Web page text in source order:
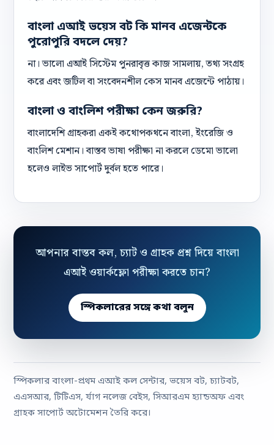
বাংলা এআই ভয়েস বট কি মানব এজেন্টকে
পুরোপুরি বদলে দেয়?
না। ভালো এআই সিস্টেম পুনরাবৃত্ত কাজ সামলায়, তথ্য সংগ্রহ
করে এবং জটিল বা সংবেদনশীল কেস মানব এজেন্টে পাঠায়।
বাংলা ও বাংলিশ পরীক্ষা কেন জরুরি?
বাংলাদেশি গ্রাহকরা একই কথোপকথনে বাংলা, ইংরেজি ও
বাংলিশ মেশান। বাস্তব ভাষা পরীক্ষা না করলে ডেমো ভালো
হলেও লাইভ সাপোর্ট দুর্বল হতে পারে।
আপনার বাস্তব কল, চ্যাট ও গ্রাহক প্রশ্ন দিয়ে বাংলা
এআই ওয়ার্কফ্লো পরীক্ষা করতে চান?
স্পিকলারের সঙ্গে কথা বলুন
স্পিকলার বাংলা-প্রথম এআই কল সেন্টার, ভয়েস বট, চ্যাটবট,
এএসআর, টিটিএস, র্যাগ নলেজ বেইস, সিআরএম হ্যান্ডঅফ এবং
গ্রাহক সাপোর্ট অটোমেশন তৈরি করে।